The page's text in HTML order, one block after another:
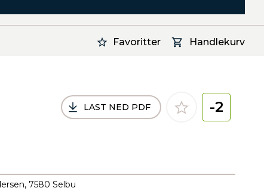
Favoritter Handlekurv
LAST NED PDF -2
7580 Selbu